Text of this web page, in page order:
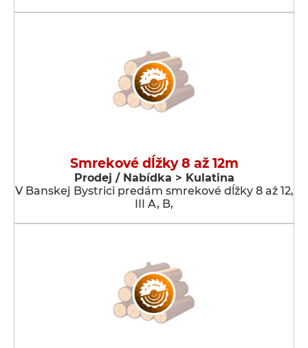
Smrekové dĺžky 8 až 12m
Prodej / Nabídka > Kulatina
V Banskej Bystrici predám smrekové dĺžky 8 až 12,
III A, B,